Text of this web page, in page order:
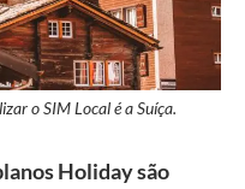
o SIM Local é a Suíça.
Holiday são